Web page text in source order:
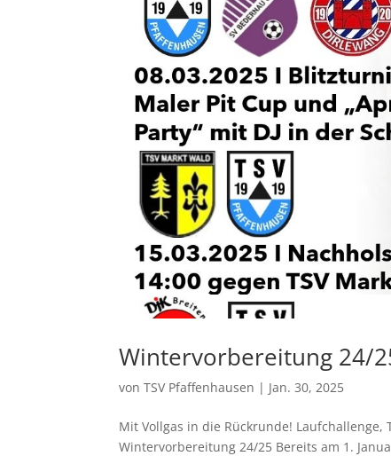
Wintervorbereitung 24/
vonTSV Pfaffenhausen | Jan. 30, 2025
Mit Vollgas in die Rückrunde!
Wintervorbereitung 24/25 Bereits am 1.